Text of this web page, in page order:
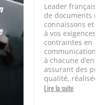
Leader français
de documents
connaissons et
à vos exigences
contraintes en
communication.
à chacune
assurant des
qualité,
Lire la suite